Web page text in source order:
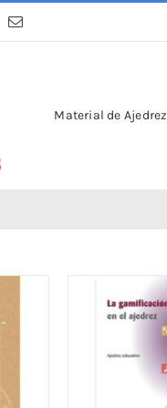
Material de Ajedrez